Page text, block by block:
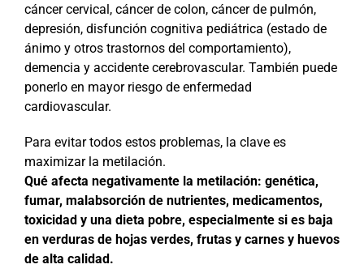
cáncer cervical, cáncer de colon, cáncer de pulmón,
depresión, disfunción cognitiva pediátrica (estado de
ánimo y otros trastornos del comportamiento),
demencia y accidente cerebrovascular. También puede
ponerlo en mayor riesgo de enfermedad
cardiovascular.
Para evitar todos estos problemas, la clave es
maximizar la metilación.
Qué afecta negativamente la metilación: genética,
fumar, malabsorción de nutrientes, medicamentos,
toxicidad y una dieta pobre, especialmente si es baja
en verduras de hojas verdes, frutas y carnes y huevos
de alta calidad.